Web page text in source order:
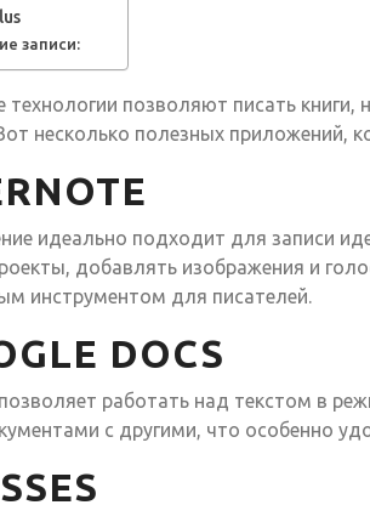
записи:
позволяют писать книги,
несколько полезных приложений,
идеально подходит для записи
добавлять изображения и
инструментом для писателей.
DOCS
работать над текстом в
с другими, что особенно